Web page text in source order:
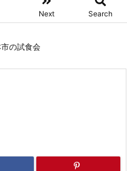
Next Search
の試食会